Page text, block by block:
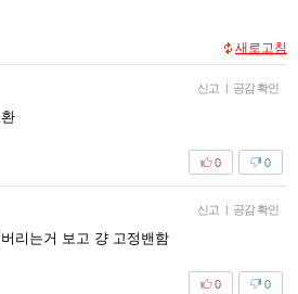
새로고침
신고 | 공감 확인
0
0
신고 | 공감 확인
리는거 보고 걍 고정밴함
0
0